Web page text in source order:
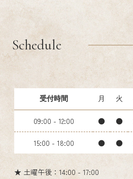
Schedule
受付時間 月 火
09:00 - 12:00 ● ●
15:00 - 18:00 ● ●
★ 土曜午後：14:00 - 17:00